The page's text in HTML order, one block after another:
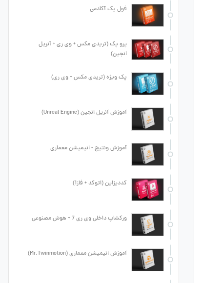
فول پک آکادمی
پرو پک (تریدی مکس + وی ری + آنریل
انجین)
پک ویژه (تریدی مکس + وی ری)
آموزش آنریل انجین (Unreal Engine)
آموزش ونتیج - انیمیشن معماری
کددیزاین (اتوکد + فاز1)
ورکشاپ داخلی وی ری 7 + هوش مصنوعی
آموزش انیمیشن معماری (Mr.Twinmotion)